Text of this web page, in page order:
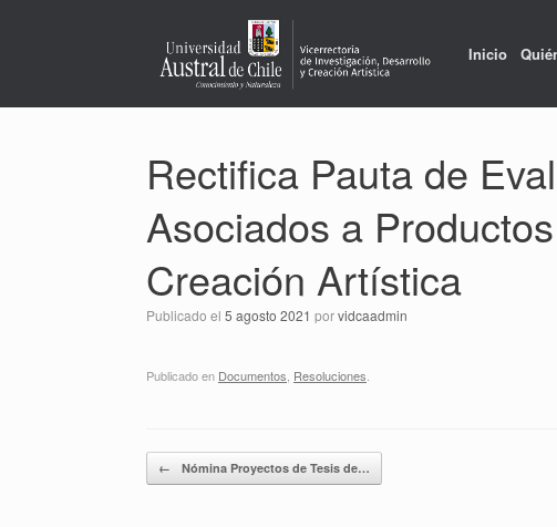
Inicio
Rectifica Pauta de
Asociados a
Creación Artística
Publicado el 5 agosto 2021 porvidcaadmin
Publicado en Documentos Resoluciones
Navegador de artículos
← Nómina Proyectos de Tesis de…